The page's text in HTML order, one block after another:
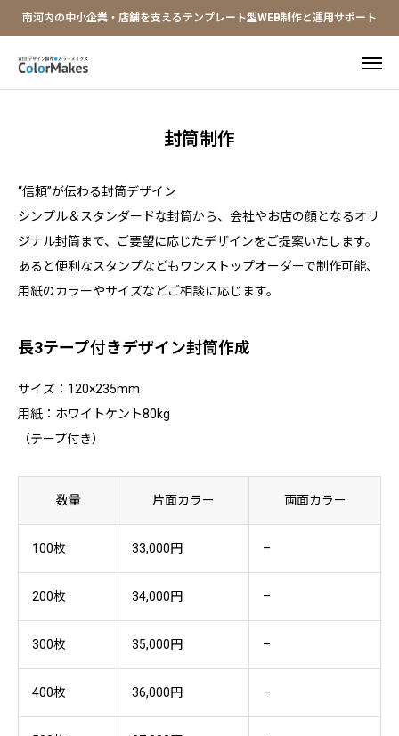
南河内の中小企業・店舗を支えるテンプレート型WEB制作と運用サポート
封筒制作
“信頼”が伝わる封筒デザイン
シンプル＆スタンダードな封筒から、会社やお店の顔となるオリ
ジナル封筒まで、ご要望に応じたデザインをご提案いたします。
あると便利なスタンプなどもワンストップオーダーで制作可能、
用紙のカラーやサイズなどご相談に応じます。
長3テープ付きデザイン封筒作成
サイズ：120×235mm
用紙：ホワイトケント80kg
（テープ付き）
数量 片面カラー 両面カラー
100枚 33,000円 –
200枚 34,000円 –
300枚 35,000円 –
400枚 36,000円 –
HOME
デザイン制作
Webシステム導入
サービス紹介
制作実績
コラム